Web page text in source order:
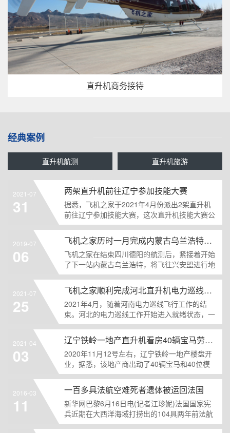
直升机商务接待
经典案例
直升机航测 直升机旅游
2021-07
31
两架直升机前往辽宁参加技能大赛
据悉，飞机之家于2021年4月份派出2架直升机
前往辽宁参加技能大赛，这次直升机技能大赛公
开赛在辽宁隆......
2019-07
06
飞机之家历时一月完成内蒙古乌兰浩特兴安盟直升机航测
飞机之家在结束四川德阳的航测后，紧接着开始
了下一站内蒙古乌兰浩特，将飞往兴安盟进行地
理测绘或地形测绘......
2021-07
25
飞机之家顺利完成河北直升机电力巡线飞行
2021年4月，随着河南电力巡线飞行工作的结
束。河北的电力巡线工作开始进入就绪状态，一
号机组人员只做......
2021-04
03
辽宁铁岭一地产直升机看房40辆宝马劳斯莱斯跟随
2020年11月12号左右，辽宁铁岭一地产楼盘开
业，据悉，该地产商出动了40辆宝马和40位模
特，还包......
2016-03
11
一百多具法航空难死者遗体被运回法国
新华网巴黎6月16日电(记者江珍妮)法国国家宪
兵近期在大西洋海域打捞出的104具两年前法航
失事客机遇难......